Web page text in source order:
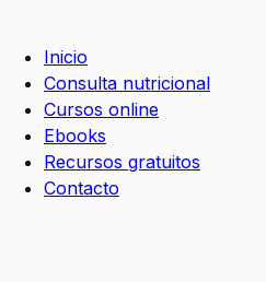
contenido
Inicio
Consulta nutricional
Cursos online
Ebooks
Recursos gratuitos
Contacto